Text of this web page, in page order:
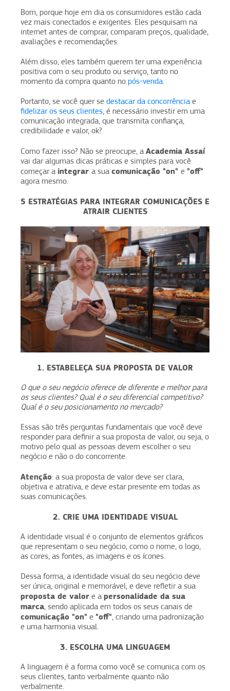
Bom, porque hoje em dia os consumidores estão cada
vez mais conectados e exigentes. Eles pesquisam na
internet antes de comprar, comparam preços, qualidade,
avaliações e recomendações.
Além disso, eles também querem ter uma experiência
positiva com o seu produto ou serviço, tanto no
momento da compra quanto no pós-venda.
Portanto, se você quer se destacar da concorrência e
fidelizar os seus clientes, é necessário investir em uma
comunicação integrada, que transmita confiança,
credibilidade e valor, ok?
Como fazer isso? Não se preocupe, a Academia Assaí
vai dar algumas dicas práticas e simples para você
começar a integrar a sua comunicação "on" e "off"
agora mesmo.
5 ESTRATÉGIAS PARA INTEGRAR COMUNICAÇÕES E
ATRAIR CLIENTES
1. ESTABELEÇA SUA PROPOSTA DE VALOR
O que o seu negócio oferece de diferente e melhor para
os seus clientes? Qual é o seu diferencial competitivo?
Qual é o seu posicionamento no mercado?
Essas são três perguntas fundamentais que você deve
responder para definir a sua proposta de valor, ou seja, o
motivo pelo qual as pessoas devem escolher o seu
negócio e não o do concorrente.
Atenção: a sua proposta de valor deve ser clara,
objetiva e atrativa, e deve estar presente em todas as
suas comunicações.
2. CRIE UMA IDENTIDADE VISUAL
A identidade visual é o conjunto de elementos gráficos
que representam o seu negócio, como o nome, o logo,
as cores, as fontes, as imagens e os ícones.
Dessa forma, a identidade visual do seu negócio deve
ser única, original e memorável, e deve refletir a sua
proposta de valor e a personalidade da sua
marca, sendo aplicada em todos os seus canais de
comunicação "on" e "off", criando uma padronização
e uma harmonia visual.
3. ESCOLHA UMA LINGUAGEM
A linguagem é a forma como você se comunica com os
seus clientes, tanto verbalmente quanto não
verbalmente.